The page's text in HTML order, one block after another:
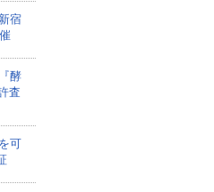
宿
酵
査
可